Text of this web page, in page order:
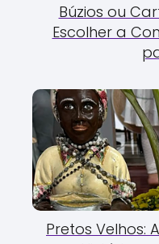
Búzios ou
Escolher a
Pretos Velhos: